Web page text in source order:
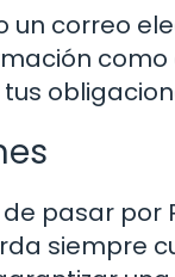
un correo
pasar por
siempre